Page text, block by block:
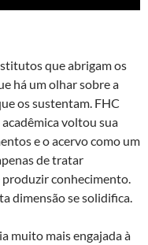
que abrigam os
há um olhar sobre a
os sustentam. FHC
voltou sua
e o acervo como um
de tratar
produzir conhecimento.
dimensão se solidifica.
muito mais engajada à